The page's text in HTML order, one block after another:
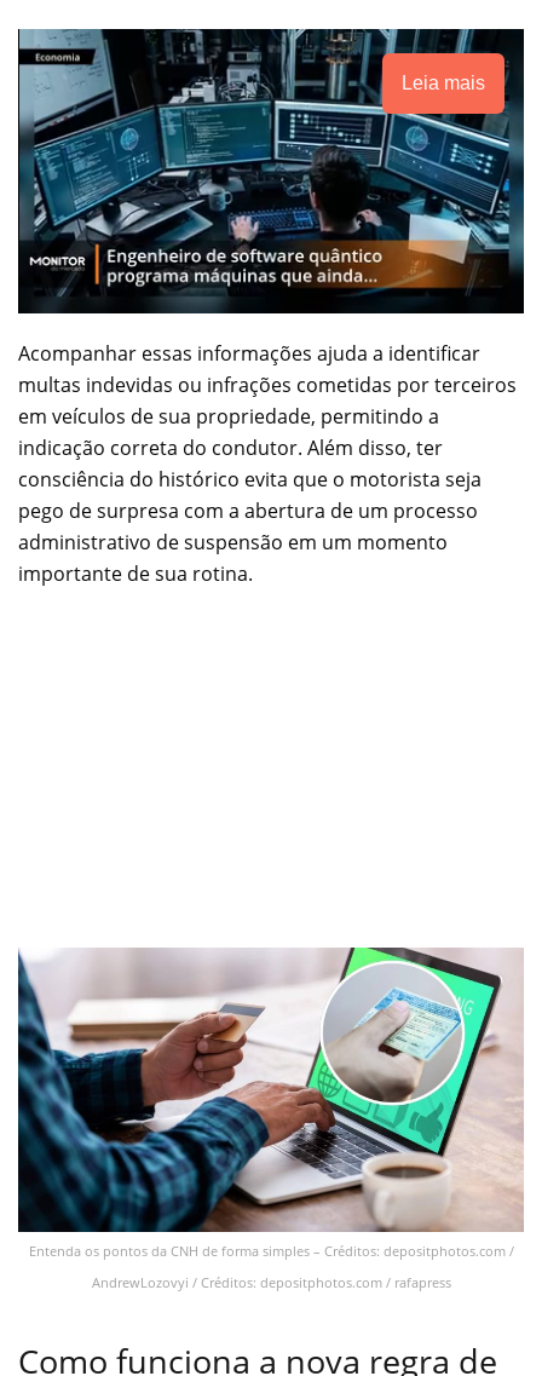
Leia mais
Acompanhar essas informações ajuda a identificar
multas indevidas ou infrações cometidas por terceiros
em veículos de sua propriedade, permitindo a
indicação correta do condutor. Além disso, ter
consciência do histórico evita que o motorista seja
pego de surpresa com a abertura de um processo
administrativo de suspensão em um momento
importante de sua rotina.
Entenda os pontos da CNH de forma simples – Créditos: depositphotos.com /
AndrewLozovyi / Créditos: depositphotos.com / rafapress
Como funciona a nova regra de